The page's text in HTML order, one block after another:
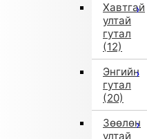
Хавтгай
ултай
гутал
(12)
Энгийн
гутал
(20)
Зөөлөн
ултай